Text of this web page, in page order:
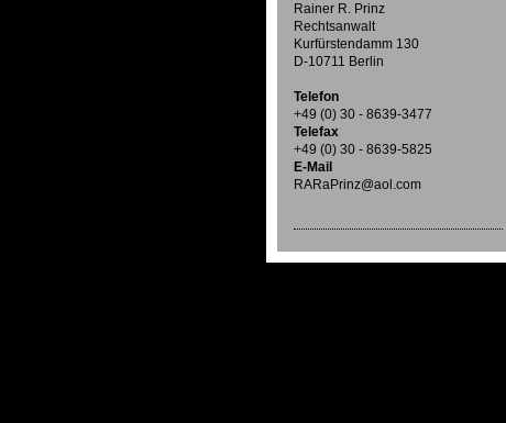
Rainer R. Prinz
Rechtsanwalt
Kurfürstendamm 130
D-10711 Berlin
Telefon
+49 (0) 30 - 8639-3477
Telefax
+49 (0) 30 - 8639-5825
E-Mail
RARaPrinz@aol.com